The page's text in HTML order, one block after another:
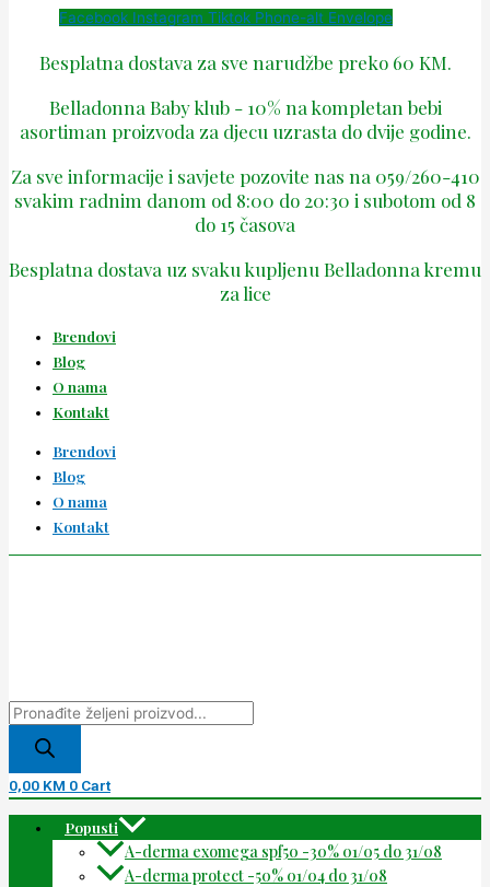
Facebook Instagram Tiktok Phone-alt Envelope
Besplatna dostava za sve narudžbe preko 60 KM.
Belladonna Baby klub - 10% na kompletan bebi
asortiman proizvoda za djecu uzrasta do dvije godine.
Za sve informacije i savjete pozovite nas na 059/260-410
svakim radnim danom od 8:00 do 20:30 i subotom od 8
do 15 časova
Besplatna dostava uz svaku kupljenu Belladonna kremu
za lice
Brendovi
Blog
O nama
Kontakt
Brendovi
Blog
O nama
Kontakt
0,00 KM 0 Cart
Popusti
A-derma exomega spf50 -30% 01/05 do 31/08
A-derma protect -50% 01/04 do 31/08